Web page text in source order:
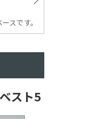
スです。
スト5